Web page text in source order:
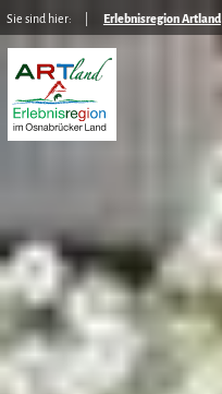
Sie sind hier: Erlebnisregion Artland